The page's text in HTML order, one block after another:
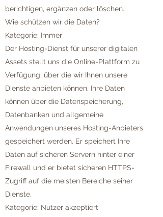
berichtigen, ergänzen oder löschen.
Wie schützen wir die Daten?
Kategorie: Immer
Der Hosting-Dienst für unserer digitalen
Assets stellt uns die Online-Plattform zu
Verfügung, über die wir Ihnen unsere
Dienste anbieten können. Ihre Daten
können über die Datenspeicherung,
Datenbanken und allgemeine
Anwendungen unseres Hosting-Anbieters
gespeichert werden. Er speichert Ihre
Daten auf sicheren Servern hinter einer
Firewall und er bietet sicheren HTTPS-
Zugriff auf die meisten Bereiche seiner
Dienste.
Kategorie: Nutzer akzeptiert